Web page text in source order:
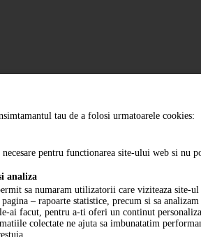
tau de a folosi urmatoarele cookies:
necesare pentru functionarea site-ului web si nu
analiza
sa numaram utilizatorii care viziteaza site-ul
– rapoarte statistice, precum si sa
ai facut, pentru a-ti oferi un continut
colectate ne ajuta sa imbunatatim